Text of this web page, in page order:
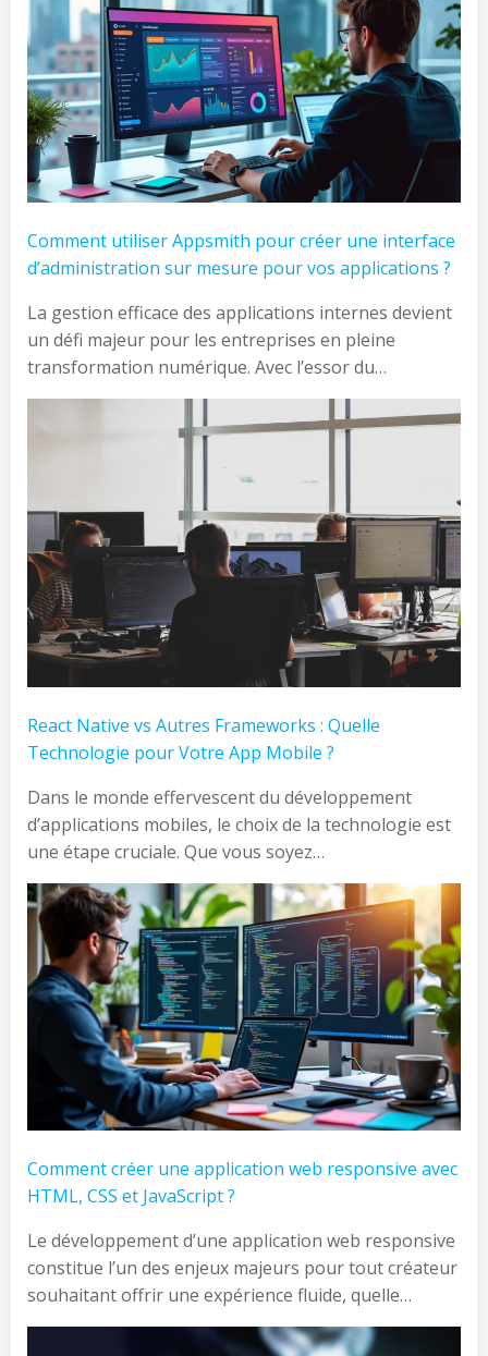
Comment utiliser Appsmith pour créer une interface
d’administration sur mesure pour vos applications ?
La gestion efficace des applications internes devient
un défi majeur pour les entreprises en pleine
transformation numérique. Avec l’essor du…
React Native vs Autres Frameworks : Quelle
Technologie pour Votre App Mobile ?
Dans le monde effervescent du développement
d’applications mobiles, le choix de la technologie est
une étape cruciale. Que vous soyez…
Comment créer une application web responsive avec
HTML, CSS et JavaScript ?
Le développement d’une application web responsive
constitue l’un des enjeux majeurs pour tout créateur
souhaitant offrir une expérience fluide, quelle…